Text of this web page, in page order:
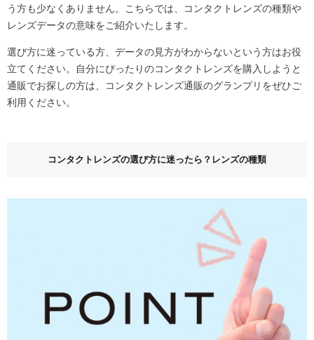
う方も少なくありません。こちらでは、コンタクトレンズの種類や
レンズデータの意味をご紹介いたします。
選び方に迷っている方、データの見方がわからないという方はお役
立てください。自分にぴったりのコンタクトレンズを購入しようと
通販でお探しの方は、コンタクトレンズ通販のグランプリをぜひご
利用ください。
コンタクトレンズの選び方に迷ったら？レンズの種類